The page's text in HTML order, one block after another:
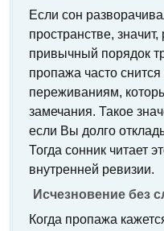
Если сон
пространстве,
привычный порядок
пропажа часто
переживаниям,
замечания. Такое
если Вы долго
Тогда сонник читает
внутренней ревизии.
Исчезновение без
Когда пропажа